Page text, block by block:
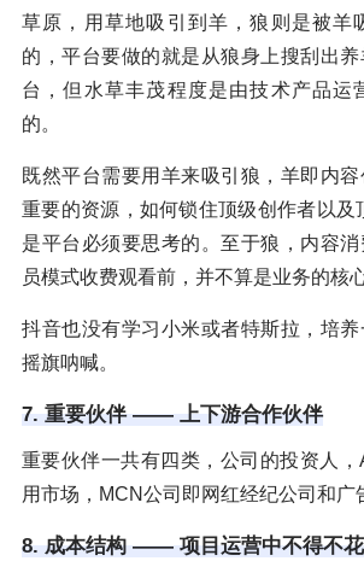
草原，用草地吸引到羊，狼则是被羊
的，平台要做的就是从狼身上搜刮出
台，但水草丰茂程度是由技术产品运
的。
既然平台需要用羊来吸引狼，羊即内
重要的资源，如何锁住顶级创作者以及
是平台必须要思考的。至于狼，内容
员模式收费观看前，并不算是业务的核
抖音也没有学习小米或者特斯拉，培
摇旗呐喊。
7. 重要伙伴 —— 上下游合作伙伴
重要伙伴一共有四类，公司的投资人
用市场，MCN公司即网红经纪公司和广
8. 成本结构 —— 项目运营中不得不